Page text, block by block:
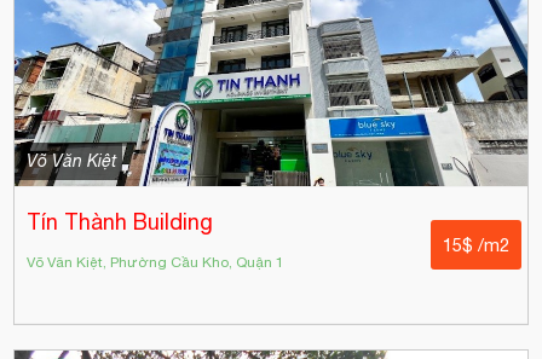
Võ Văn Kiệt
Tín Thành Building
Võ Văn Kiệt, Phường Cầu Kho, Quận 1
15$ /m2